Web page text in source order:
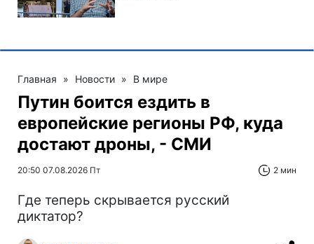
Главная » Новости » В мире
Путин боится ездить в
европейские регионы РФ, куда
достают дроны, - СМИ
20:50 07.08.2026 Пт 2 мин
Где теперь скрывается русский
диктатор?